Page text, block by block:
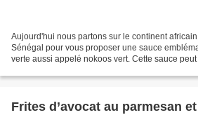
Aujourd'hui nous partons sur le continent
Sénégal pour vous proposer une sauce
verte aussi appelé nokoos vert. Cette sauce
Frites d’avocat au parmesan